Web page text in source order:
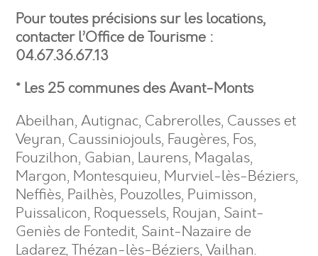
Pour toutes précisions sur les locations,
contacter l’Office de Tourisme :
04.67.36.67.13
* Les 25 communes des Avant-Monts
Abeilhan, Autignac, Cabrerolles, Causses et
Veyran, Caussiniojouls, Faugères, Fos,
Fouzilhon, Gabian, Laurens, Magalas,
Margon, Montesquieu, Murviel-lès-Béziers,
Neffiès, Pailhès, Pouzolles, Puimisson,
Puissalicon, Roquessels, Roujan, Saint-
Geniès de Fontedit, Saint-Nazaire de
Ladarez, Thézan-lès-Béziers, Vailhan.